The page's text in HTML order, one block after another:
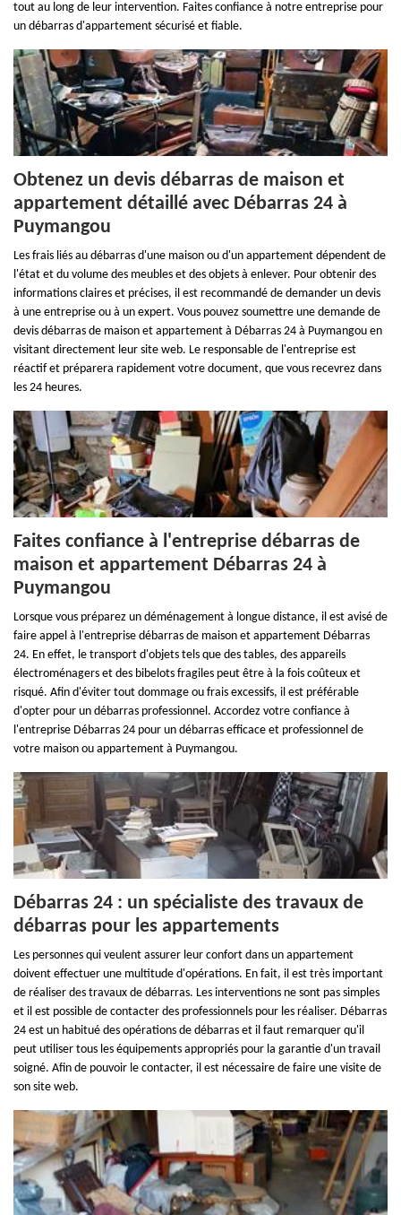
tout au long de leur intervention. Faites confiance à notre entreprise pour
un débarras d'appartement sécurisé et fiable.
Obtenez un devis débarras de maison et
appartement détaillé avec Débarras 24 à
Puymangou
Les frais liés au débarras d'une maison ou d'un appartement dépendent de
l'état et du volume des meubles et des objets à enlever. Pour obtenir des
informations claires et précises, il est recommandé de demander un devis
à une entreprise ou à un expert. Vous pouvez soumettre une demande de
devis débarras de maison et appartement à Débarras 24 à Puymangou en
visitant directement leur site web. Le responsable de l'entreprise est
réactif et préparera rapidement votre document, que vous recevrez dans
les 24 heures.
Faites confiance à l'entreprise débarras de
maison et appartement Débarras 24 à
Puymangou
Lorsque vous préparez un déménagement à longue distance, il est avisé de
faire appel à l'entreprise débarras de maison et appartement Débarras
24. En effet, le transport d'objets tels que des tables, des appareils
électroménagers et des bibelots fragiles peut être à la fois coûteux et
risqué. Afin d'éviter tout dommage ou frais excessifs, il est préférable
d'opter pour un débarras professionnel. Accordez votre confiance à
l'entreprise Débarras 24 pour un débarras efficace et professionnel de
votre maison ou appartement à Puymangou.
Débarras 24 : un spécialiste des travaux de
débarras pour les appartements
Les personnes qui veulent assurer leur confort dans un appartement
doivent effectuer une multitude d'opérations. En fait, il est très important
de réaliser des travaux de débarras. Les interventions ne sont pas simples
et il est possible de contacter des professionnels pour les réaliser. Débarras
24 est un habitué des opérations de débarras et il faut remarquer qu'il
peut utiliser tous les équipements appropriés pour la garantie d'un travail
soigné. Afin de pouvoir le contacter, il est nécessaire de faire une visite de
son site web.